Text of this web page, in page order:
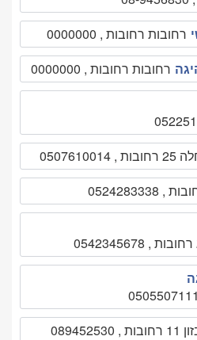
רחובות רחובות , 0000000
רחובות רחובות , 0000000